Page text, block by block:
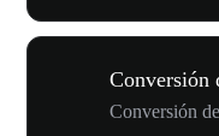
Conversión
Conversión